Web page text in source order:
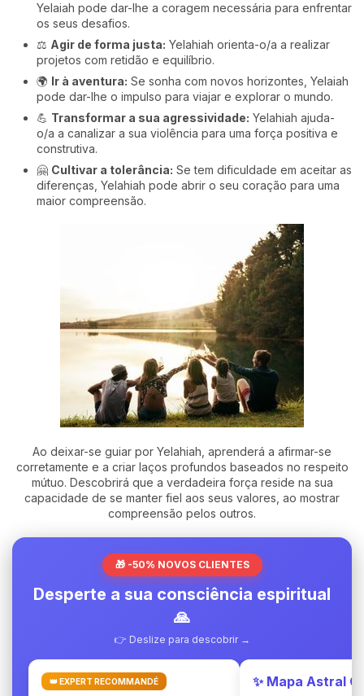
Yelaiah pode dar-lhe a coragem necessária para enfrentar
os seus desafios.
⚖️ Agir de forma justa: Yelahiah orienta-o/a a realizar
projetos com retidão e equilíbrio.
🌍 Ir à aventura: Se sonha com novos horizontes, Yelaiah
pode dar-lhe o impulso para viajar e explorar o mundo.
💪 Transformar a sua agressividade: Yelahiah ajuda-
o/a a canalizar a sua violência para uma força positiva e
construtiva.
🤗 Cultivar a tolerância: Se tem dificuldade em aceitar as
diferenças, Yelahiah pode abrir o seu coração para uma
maior compreensão.
Ao deixar-se guiar por Yelahiah, aprenderá a afirmar-se
corretamente e a criar laços profundos baseados no respeito
mútuo. Descobrirá que a verdadeira força reside na sua
capacidade de se manter fiel aos seus valores, ao mostrar
compreensão pelos outros.
🎁 -50% NOVOS CLIENTES
Desperte a sua consciência espiritual
🙏
👉 Deslize para descobrir →
👑 EXPERT RECOMMANDÉ ✨ Mapa Astral